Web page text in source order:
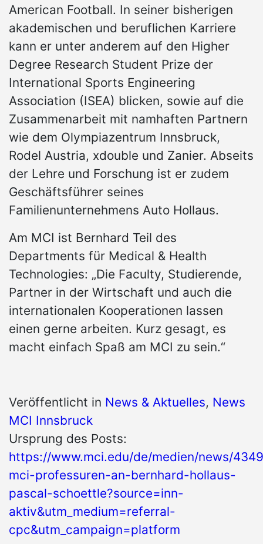
American Football. In seiner bisherigen
akademischen und beruflichen Karriere
kann er unter anderem auf den Higher
Degree Research Student Prize der
International Sports Engineering
Association (ISEA) blicken, sowie auf die
Zusammenarbeit mit namhaften Partnern
wie dem Olympiazentrum Innsbruck,
Rodel Austria, xdouble und Zanier. Abseits
der Lehre und Forschung ist er zudem
Geschäftsführer seines
Familienunternehmens Auto Hollaus.
Am MCI ist Bernhard Teil des
Departments für Medical & Health
Technologies: „Die Faculty, Studierende,
Partner in der Wirtschaft und auch die
internationalen Kooperationen lassen
einen gerne arbeiten. Kurz gesagt, es
macht einfach Spaß am MCI zu sein.“
Veröffentlicht in News & Aktuelles, News
MCI Innsbruck
Ursprung des Posts:
https://www.mci.edu/de/medien/news/
mci-professuren-an-bernhard-hollaus-
pascal-schoettle?source=inn-
aktiv&utm_medium=referral-
cpc&utm_campaign=platform